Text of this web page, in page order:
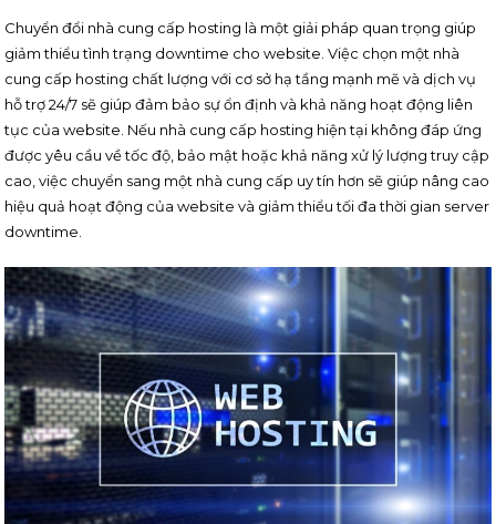
Chuyển đổi nhà cung cấp hosting là một giải pháp quan trọng giúp
giảm thiểu tình trạng downtime cho website. Việc chọn một nhà
cung cấp hosting chất lượng với cơ sở hạ tầng mạnh mẽ và dịch vụ
hỗ trợ 24/7 sẽ giúp đảm bảo sự ổn định và khả năng hoạt động liên
tục của website. Nếu nhà cung cấp hosting hiện tại không đáp ứng
được yêu cầu về tốc độ, bảo mật hoặc khả năng xử lý lượng truy cập
cao, việc chuyển sang một nhà cung cấp uy tín hơn sẽ giúp nâng cao
hiệu quả hoạt động của website và giảm thiểu tối đa thời gian server
downtime.